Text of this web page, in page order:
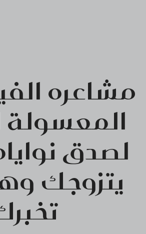
مشاعره
المعسولة
لصدق
يتزوجك